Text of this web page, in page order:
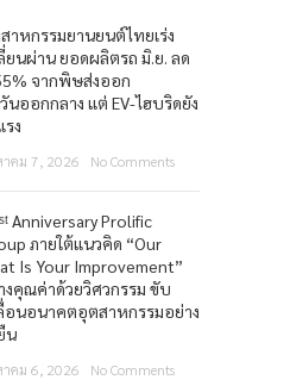
าหกรรมยานยนต์ไทยเร่ง
ยนผ่าน ยอดผลิตรถ มิ.ย. ลด
จากพิษส่งออก
นออกกลาง แต่ EV-ไฮบริดยัง
รง
าคม 7, 2026 No Comments
Anniversary Prolific
ภายใต้แนวคิด “Our
Is Your Improvement”
งคุณค่าด้วยวิศวกรรม ขับ
อนอนาคตอุตสาหกรรมอย่าง
น
าคม 6, 2026 No Comments